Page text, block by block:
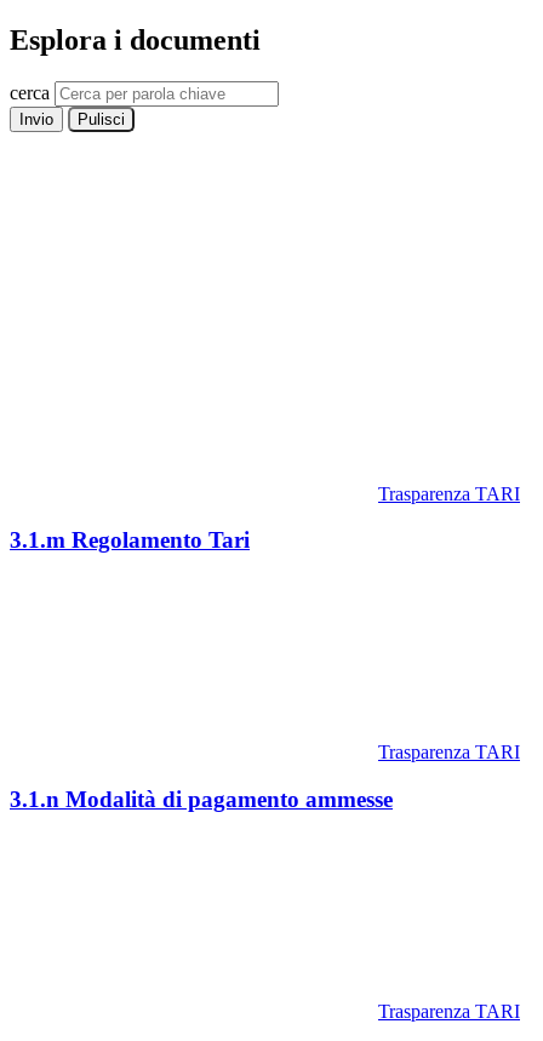
Esplora i documenti
cerca
Invio Pulisci
Trasparenza TARI
3.1.m Regolamento Tari
Trasparenza TARI
3.1.n Modalità di pagamento ammesse
Trasparenza TARI